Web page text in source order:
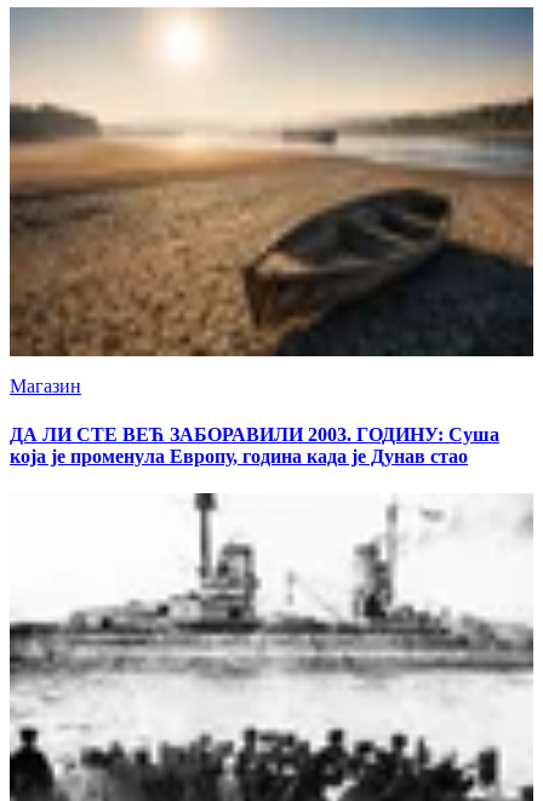
Магазин
ДА ЛИ СТЕ ВЕЋ ЗАБОРАВИЛИ 2003. ГОДИНУ: Суша
која је променула Европу, година када је Дунав стао